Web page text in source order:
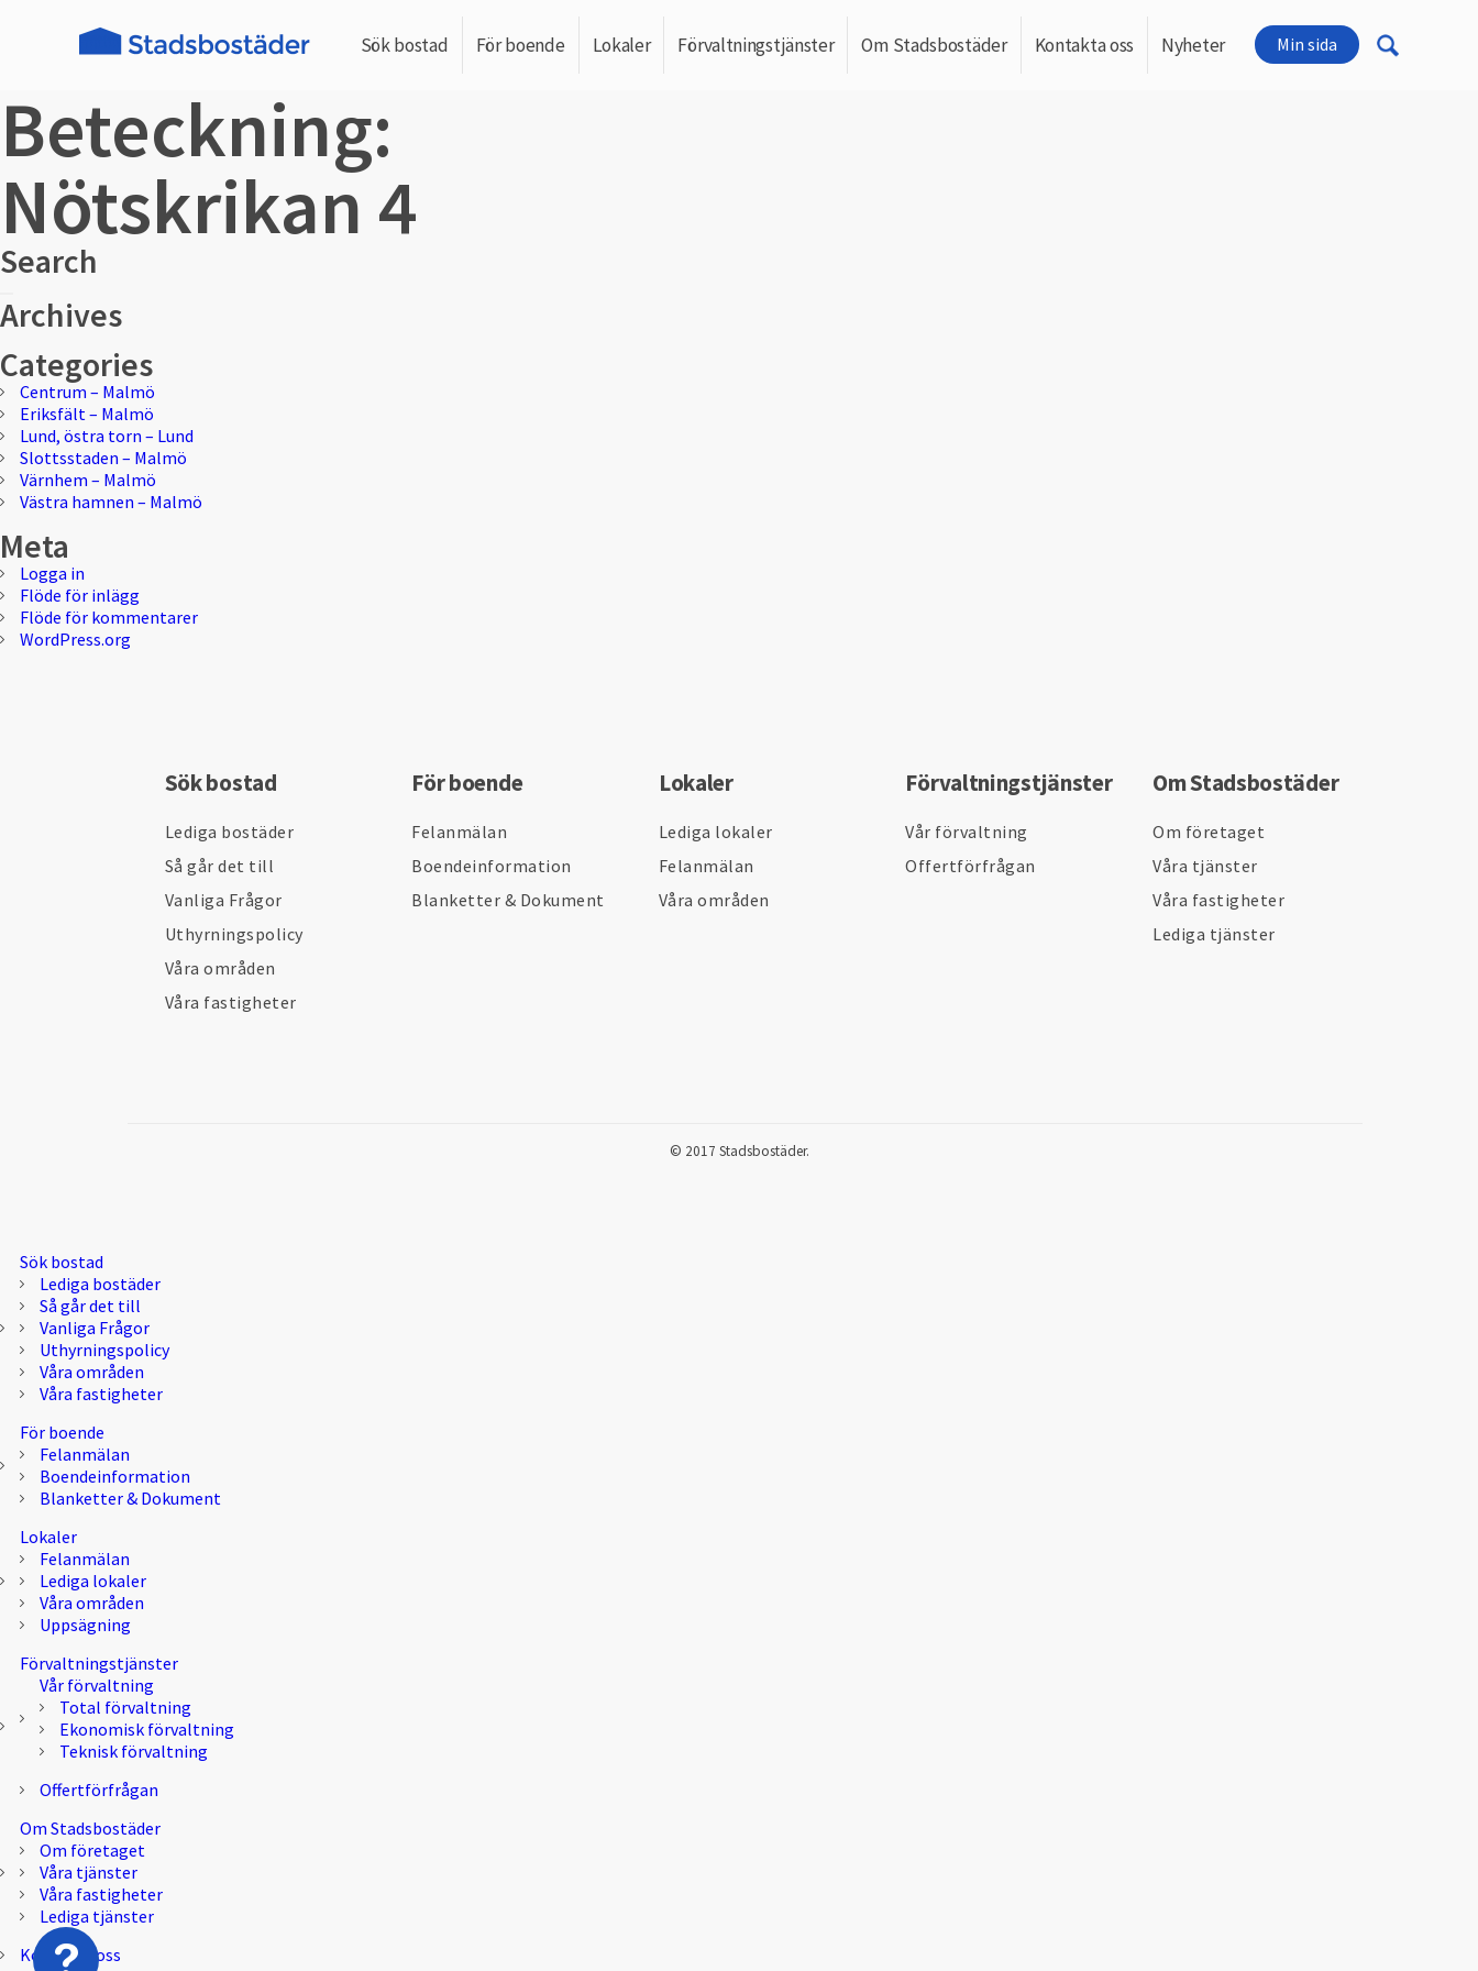
Sök bostad För boende Lokaler Förvaltningstjänster Om Stadsbostäder Kontakta oss Nyheter Min sida
Beteckning:
Nötskrikan 4
Search
efter:
Sök
Archives
Categories
Centrum – Malmö
Eriksfält – Malmö
Lund, östra torn – Lund
Slottsstaden – Malmö
Värnhem – Malmö
Västra hamnen – Malmö
Meta
Logga in
Flöde för inlägg
Flöde för kommentarer
WordPress.org
Sök bostad
Lediga bostäder
Så går det till
Vanliga Frågor
Uthyrningspolicy
Våra områden
Våra fastigheter
För boende
Felanmälan
Boendeinformation
Blanketter & Dokument
Lokaler
Lediga lokaler
Felanmälan
Våra områden
Förvaltningstjänster
Vår förvaltning
Offertförfrågan
Om Stadsbostäder
Om företaget
Våra tjänster
Våra fastigheter
Lediga tjänster
© 2017 Stadsbostäder.